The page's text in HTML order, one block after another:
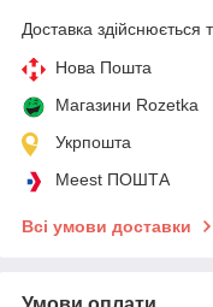
Доставка здійснюється
Нова Пошта
Магазини Rozetka
Укрпошта
Meest ПОШТА
Всі умови доставки